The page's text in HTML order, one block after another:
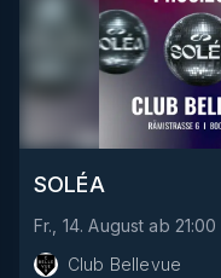
SOLÉA
Fr., 14. August ab 21:00
Club Bellevue